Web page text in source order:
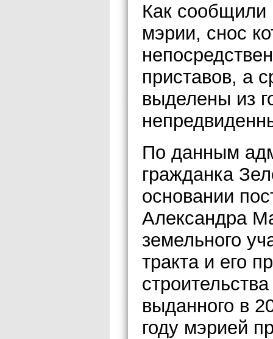
Как
мэрии, снос
приставов, а
выделены из
По данным
гражданка
основании
Александра
земельного
тракта и его
выданного в
году мэрией